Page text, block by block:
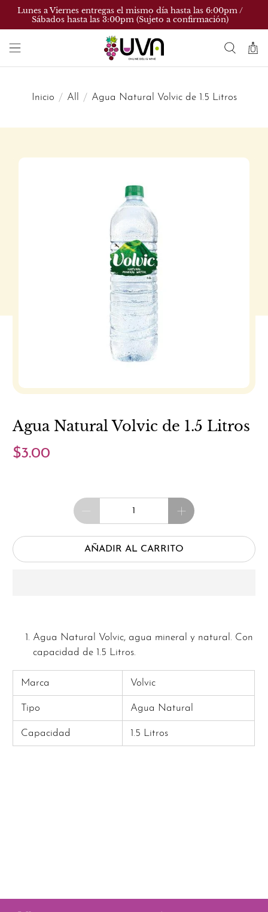
Lunes a Viernes entregas el mismo día hasta las 6:00pm /
Sábados hasta las 3:00pm (Sujeto a confirmación)
Inicio All Agua Natural Volvic de 1.5 Litros
Agua Natural Volvic de 1.5 Litros
$3.00
Cantidad
AÑADIR AL CARRITO
Agua Natural Volvic, agua mineral y natural. Con
capacidad de 1.5 Litros.
Marca Volvic
Tipo Agua Natural
Capacidad 1.5 Litros